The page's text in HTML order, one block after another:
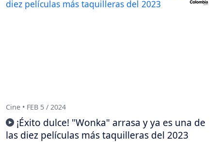
Cine • FEB 5 / 2024
¡Éxito dulce! "Wonka" arrasa y ya es una de
las diez películas más taquilleras del 2023